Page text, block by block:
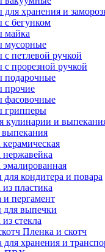
для хранения и
с бегунком
майка
мусорные
с петлевой ручкой
с прорезной ручкой
подарочные
прочие
фасовочные
грипперы
нержавейка
эмалированная
для кондитера и повара
пластика
и пергамент
выпечки
стекла
Пленка и скотч
для хранения и